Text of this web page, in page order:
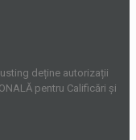
deține autorizații
pentru Calificări și